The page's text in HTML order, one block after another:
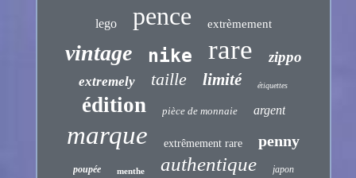
lego pence extrèmement
vintage nike rare zippo
extremely taille limité étiquettes
édition pièce de monnaie argent
marque extrêmement rare penny
poupée menthe authentique japon